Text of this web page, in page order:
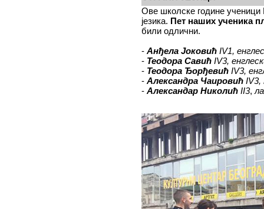
Ове школске године ученици
језика. Пет наших ученика
били одлични.
- Анђела Јоковић IV1,
- Теодора Савић IV3,
- Теодора Ђорђевић IV3,
- Александра Чаировић IV3,
- Александар Николић II3,